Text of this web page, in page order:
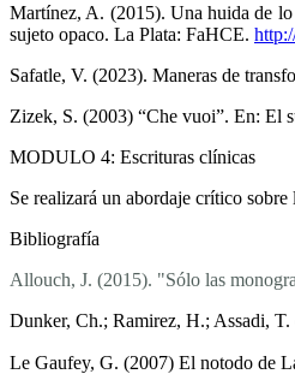
Martínez, A. (2015). Una huida de
sujeto opaco. La Plata: FaHCE.
Safatle, V. (2023). Maneras de
Zizek, S. (2003) “Che vuoi”. En: El
MODULO 4: Escrituras clínicas
Se realizará un abordaje crítico
Bibliografía
Allouch, J. (2015). "Sólo las
Dunker, Ch.; Ramirez, H.; Assadi, T.
Le Gaufey, G. (2007) El notodo de